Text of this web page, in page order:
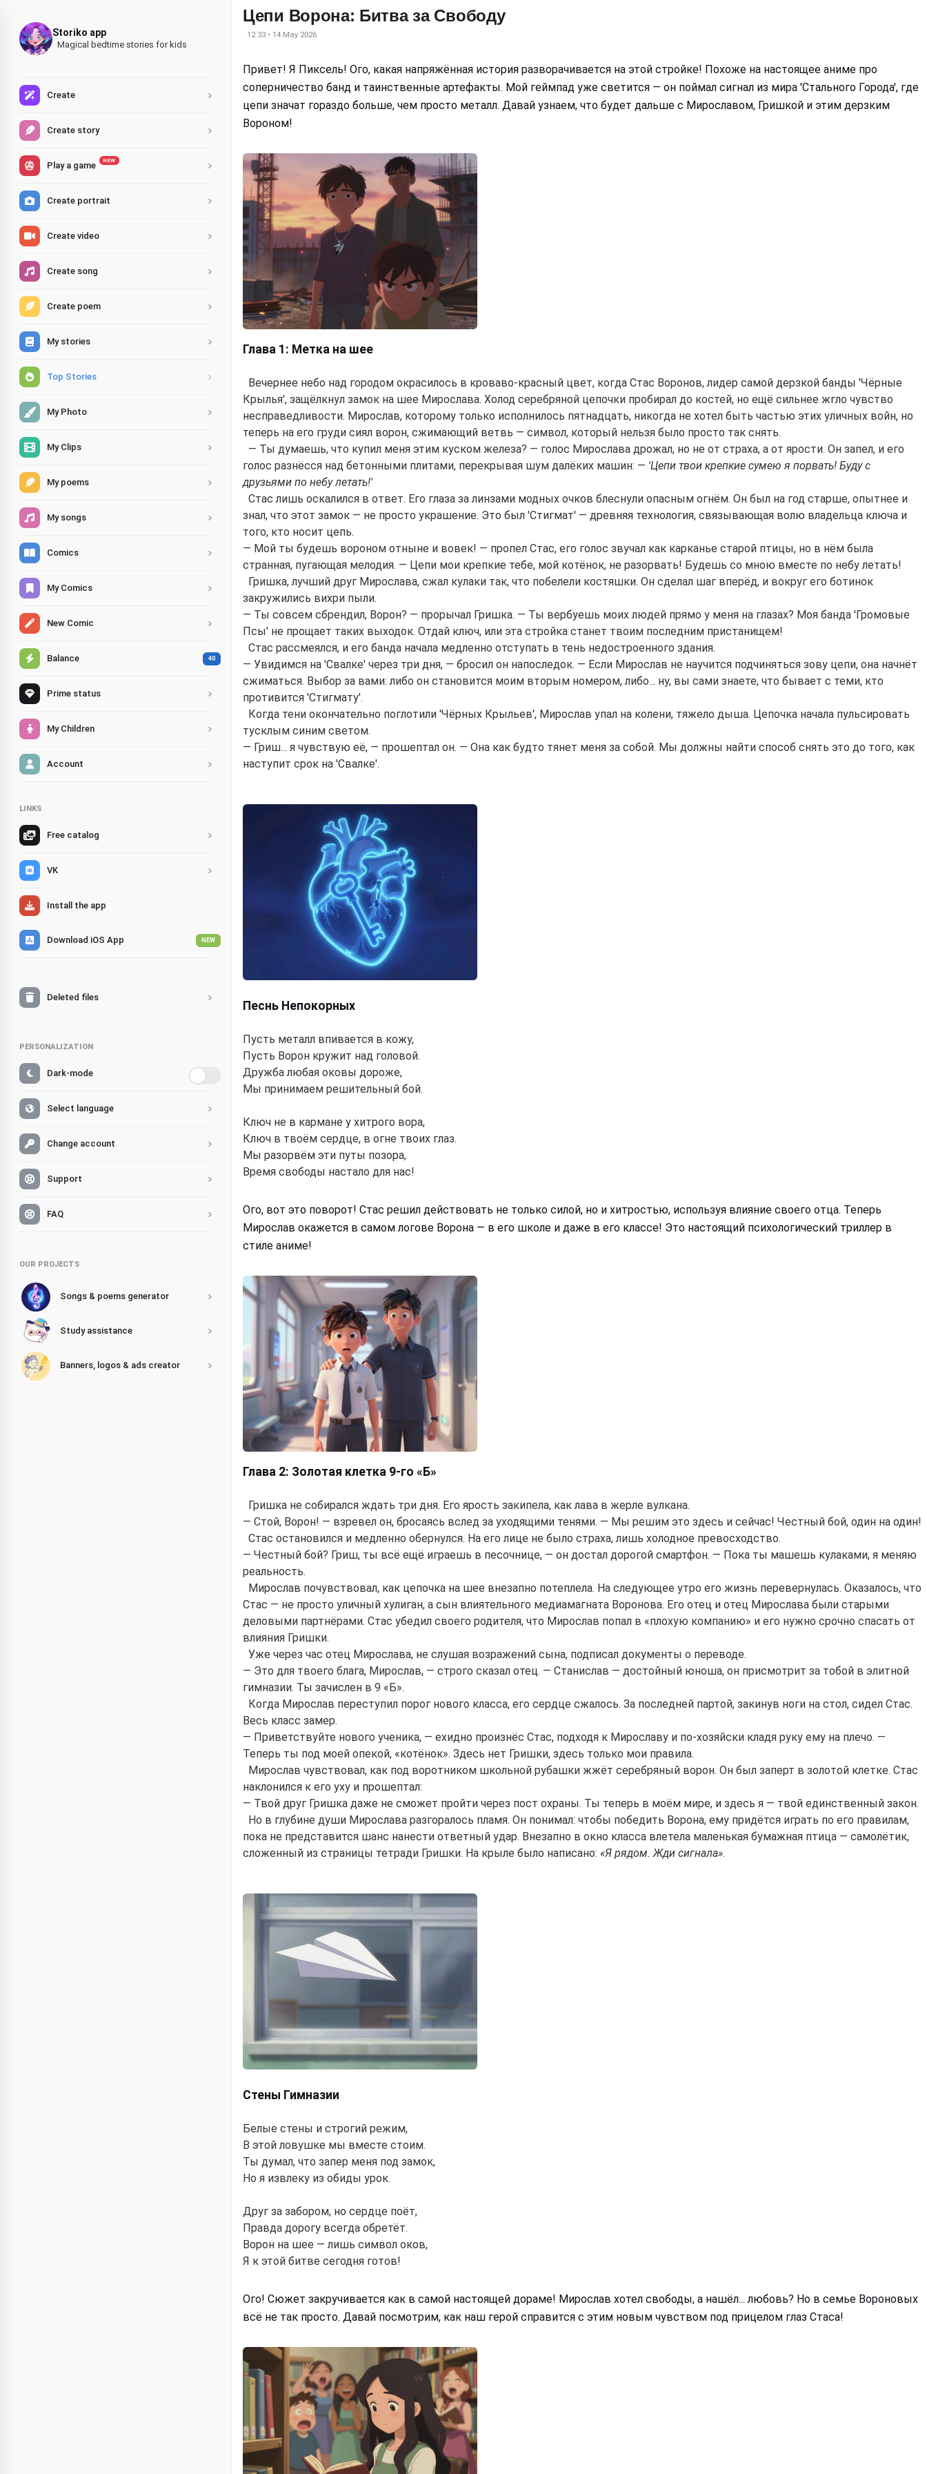
Storiko app
Magical bedtime stories for kids
Create
Create story
Play a game NEW
Create portrait
Create video
Create song
Create poem
My stories
Top Stories
My Photo
My Clips
My poems
My songs
Comics
My Comics
New Comic
Balance 40
Prime status
My Children
Account
LINKS
Free catalog
VK
Install the app
Download iOS App NEW
Deleted files
PERSONALIZATION
Dark-mode
Select language
Change account
Support
FAQ
OUR PROJECTS
Songs & poems generator
Study assistance
Banners, logos & ads creator
Цепи Ворона: Битва за Свободу
12:33 • 14 May 2026
Привет! Я Пиксель! Ого, какая напряжённая история разворачивается на этой стройке! Похоже на настоящее аниме про
соперничество банд и таинственные артефакты. Мой геймпад уже светится — он поймал сигнал из мира 'Стального Города', где
цепи значат гораздо больше, чем просто металл. Давай узнаем, что будет дальше с Мирославом, Гришкой и этим дерзким
Вороном!
Глава 1: Метка на шее
Вечернее небо над городом окрасилось в кроваво-красный цвет, когда Стас Воронов, лидер самой дерзкой банды 'Чёрные
Крылья', защёлкнул замок на шее Мирослава. Холод серебряной цепочки пробирал до костей, но ещё сильнее жгло чувство
несправедливости. Мирослав, которому только исполнилось пятнадцать, никогда не хотел быть частью этих уличных войн, но
теперь на его груди сиял ворон, сжимающий ветвь — символ, который нельзя было просто так снять.
— Ты думаешь, что купил меня этим куском железа? — голос Мирослава дрожал, но не от страха, а от ярости. Он запел, и его
голос разнёсся над бетонными плитами, перекрывая шум далёких машин: — 'Цепи твои крепкие сумею я порвать! Буду с
друзьями по небу летать!'
Стас лишь оскалился в ответ. Его глаза за линзами модных очков блеснули опасным огнём. Он был на год старше, опытнее и
знал, что этот замок — не просто украшение. Это был 'Стигмат' — древняя технология, связывающая волю владельца ключа и
того, кто носит цепь.
— Мой ты будешь вороном отныне и вовек! — пропел Стас, его голос звучал как карканье старой птицы, но в нём была
странная, пугающая мелодия. — Цепи мои крепкие тебе, мой котёнок, не разорвать! Будешь со мною вместе по небу летать!
Гришка, лучший друг Мирослава, сжал кулаки так, что побелели костяшки. Он сделал шаг вперёд, и вокруг его ботинок
закружились вихри пыли.
— Ты совсем сбрендил, Ворон? — прорычал Гришка. — Ты вербуешь моих людей прямо у меня на глазах? Моя банда 'Громовые
Псы' не прощает таких выходок. Отдай ключ, или эта стройка станет твоим последним пристанищем!
Стас рассмеялся, и его банда начала медленно отступать в тень недостроенного здания.
— Увидимся на 'Свалке' через три дня, — бросил он напоследок. — Если Мирослав не научится подчиняться зову цепи, она начнёт
сжиматься. Выбор за вами: либо он становится моим вторым номером, либо... ну, вы сами знаете, что бывает с теми, кто
противится 'Стигмату'.
Когда тени окончательно поглотили 'Чёрных Крыльев', Мирослав упал на колени, тяжело дыша. Цепочка начала пульсировать
тусклым синим светом.
— Гриш... я чувствую её, — прошептал он. — Она как будто тянет меня за собой. Мы должны найти способ снять это до того, как
наступит срок на 'Свалке'.
Песнь Непокорных
Пусть металл впивается в кожу,
Пусть Ворон кружит над головой.
Дружба любая оковы дороже,
Мы принимаем решительный бой.
Ключ не в кармане у хитрого вора,
Ключ в твоём сердце, в огне твоих глаз.
Мы разорвём эти путы позора,
Время свободы настало для нас!
Ого, вот это поворот! Стас решил действовать не только силой, но и хитростью, используя влияние своего отца. Теперь
Мирослав окажется в самом логове Ворона — в его школе и даже в его классе! Это настоящий психологический триллер в
стиле аниме!
Глава 2: Золотая клетка 9-го «Б»
Гришка не собирался ждать три дня. Его ярость закипела, как лава в жерле вулкана.
— Стой, Ворон! — взревел он, бросаясь вслед за уходящими тенями. — Мы решим это здесь и сейчас! Честный бой, один на один!
Стас остановился и медленно обернулся. На его лице не было страха, лишь холодное превосходство.
— Честный бой? Гриш, ты всё ещё играешь в песочнице, — он достал дорогой смартфон. — Пока ты машешь кулаками, я меняю
реальность.
Мирослав почувствовал, как цепочка на шее внезапно потеплела. На следующее утро его жизнь перевернулась. Оказалось, что
Стас — не просто уличный хулиган, а сын влиятельного медиамагната Воронова. Его отец и отец Мирослава были старыми
деловыми партнёрами. Стас убедил своего родителя, что Мирослав попал в «плохую компанию» и его нужно срочно спасать от
влияния Гришки.
Уже через час отец Мирослава, не слушая возражений сына, подписал документы о переводе.
— Это для твоего блага, Мирослав, — строго сказал отец. — Станислав — достойный юноша, он присмотрит за тобой в элитной
гимназии. Ты зачислен в 9 «Б».
Когда Мирослав переступил порог нового класса, его сердце сжалось. За последней партой, закинув ноги на стол, сидел Стас.
Весь класс замер.
— Приветствуйте нового ученика, — ехидно произнёс Стас, подходя к Мирославу и по-хозяйски кладя руку ему на плечо. —
Теперь ты под моей опекой, «котёнок». Здесь нет Гришки, здесь только мои правила.
Мирослав чувствовал, как под воротником школьной рубашки жжёт серебряный ворон. Он был заперт в золотой клетке. Стас
наклонился к его уху и прошептал:
— Твой друг Гришка даже не сможет пройти через пост охраны. Ты теперь в моём мире, и здесь я — твой единственный закон.
Но в глубине души Мирослава разгоралось пламя. Он понимал: чтобы победить Ворона, ему придётся играть по его правилам,
пока не представится шанс нанести ответный удар. Внезапно в окно класса влетела маленькая бумажная птица — самолётик,
сложенный из страницы тетради Гришки. На крыле было написано: «Я рядом. Жди сигнала».
Стены Гимназии
Белые стены и строгий режим,
В этой ловушке мы вместе стоим.
Ты думал, что запер меня под замок,
Но я извлеку из обиды урок.
Друг за забором, но сердце поёт,
Правда дорогу всегда обретёт.
Ворон на шее — лишь символ оков,
Я к этой битве сегодня готов!
Ого! Сюжет закручивается как в самой настоящей дораме! Мирослав хотел свободы, а нашёл... любовь? Но в семье Вороновых
всё не так просто. Давай посмотрим, как наш герой справится с этим новым чувством под прицелом глаз Стаса!
Hi! I am Storiko 👋
your kids 🌟
By starting to use the service, you accept:Terms of